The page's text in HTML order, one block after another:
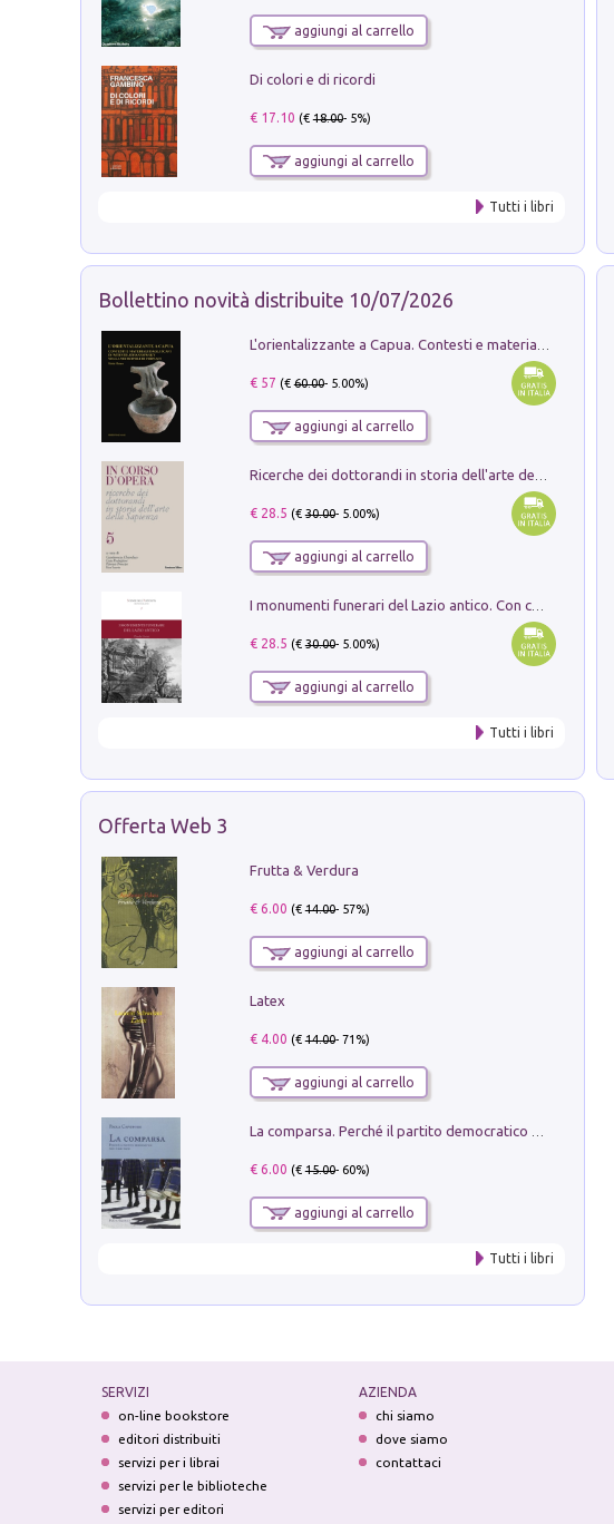
aggiungi al carrello
Di colori e di ricordi
€ 17.10 (€18.00- 5%)
aggiungi al carrello
Tutti i libri
Bollettino novità distribuite 10/07/2026
€ 57 (€60.00- 5.00%)
aggiungi al carrello
€ 28.5 (€30.00- 5.00%)
aggiungi al carrello
I monumenti funerari del Lazio antico. Con cartella con tavole
€ 28.5 (€30.00- 5.00%)
aggiungi al carrello
Tutti i libri
Offerta Web 3
Frutta & Verdura
€ 6.00 (€14.00- 57%)
aggiungi al carrello
Latex
€ 4.00 (€14.00- 71%)
aggiungi al carrello
€ 6.00 (€15.00- 60%)
aggiungi al carrello
Tutti i libri
SERVIZI
on-line bookstore
editori distribuiti
servizi per i librai
servizi per le biblioteche
servizi per editori
AZIENDA
chi siamo
dove siamo
contattaci